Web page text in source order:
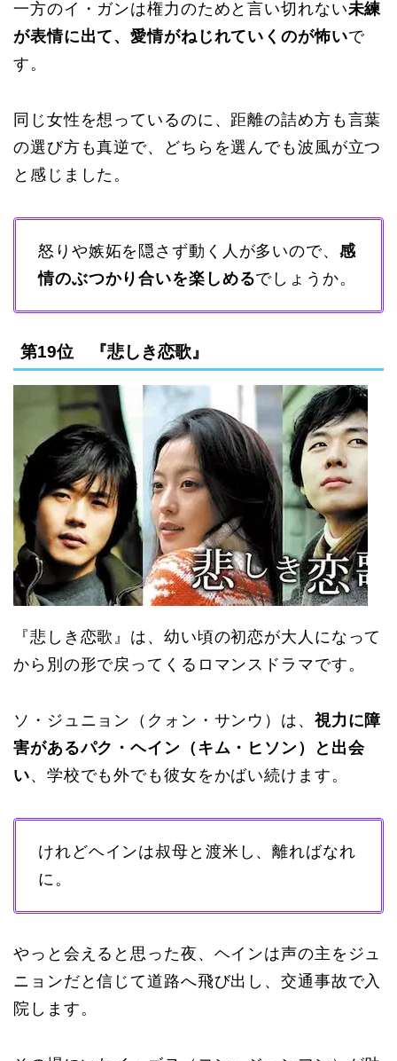
一方のイ・ガンは権力のためと言い切れない未練
が表情に出て、愛情がねじれていくのが怖いで
す。
同じ女性を想っているのに、距離の詰め方も言葉
の選び方も真逆で、どちらを選んでも波風が立つ
と感じました。
怒りや嫉妬を隠さず動く人が多いので、 感
情のぶつかり合いを楽しめるでしょうか。
第19位 『悲しき恋歌』
『悲しき恋歌』は、幼い頃の初恋が大人になって
から別の形で戻ってくるロマンスドラマです。
ソ・ジュニョン（クォン・サンウ）は、 視力に障
害があるパク・ヘイン（キム・ヒソン）と出会
い、学校でも外でも彼女をかばい続けます。
けれどヘインは叔母と渡米し、離ればなれ
に。
やっと会えると思った夜、ヘインは声の主をジュ
ニョンだと信じて道路へ飛び出し、交通事故で入
院します。